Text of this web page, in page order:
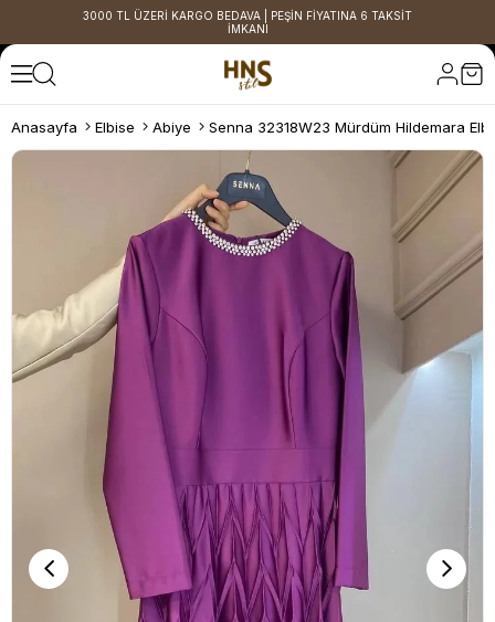
3000 TL ÜZERİ KARGO BEDAVA | PEŞİN FİYATINA 6 TAKSİT
İMKANI
Anasayfa Elbise Abiye Senna 32318W23 Mürdüm Hildemara